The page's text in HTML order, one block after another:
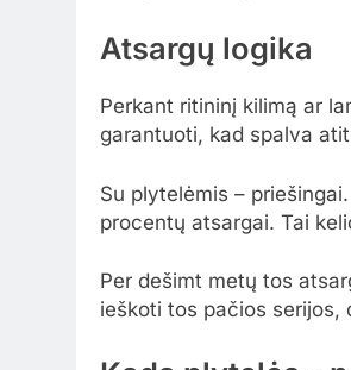
Atsargų logika
Perkant ritininį kilimą ar
garantuoti, kad spalva
Su plytelėmis –
procentų atsargai. Tai
Per dešimt metų tos
ieškoti tos pačios serijos,